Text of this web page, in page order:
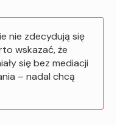
nie zdecydują się
wskazać, że
się bez mediacji
– nadal chcą